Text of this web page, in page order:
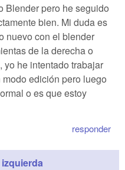
Blender pero he seguido
bien. Mi duda es
nuevo con el blender
de la derecha o
yo he intentado trabajar
edición pero luego
o es que estoy
responder